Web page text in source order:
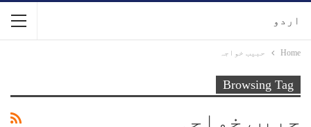
اردو
Home حبیب خواجہ
Browsing Tag
حبیب خواجہ